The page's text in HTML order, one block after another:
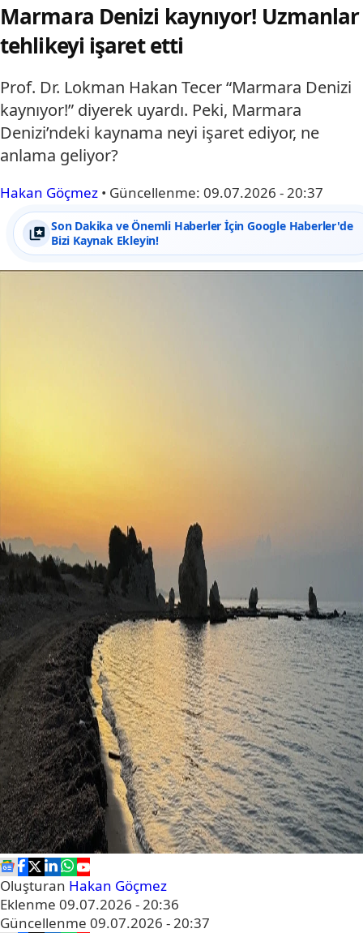
Marmara Denizi kaynıyor! Uzmanlar
tehlikeyi işaret etti
Prof. Dr. Lokman Hakan Tecer “Marmara Denizi
kaynıyor!” diyerek uyardı. Peki, Marmara
Denizi’ndeki kaynama neyi işaret ediyor, ne
anlama geliyor?
Hakan Göçmez • Güncellenme: 09.07.2026 - 20:37
Son Dakika ve Önemli Haberler İçin Google Haberler'de
Bizi Kaynak Ekleyin!
Oluşturan Hakan Göçmez
Eklenme 09.07.2026 - 20:36
Güncellenme 09.07.2026 - 20:37